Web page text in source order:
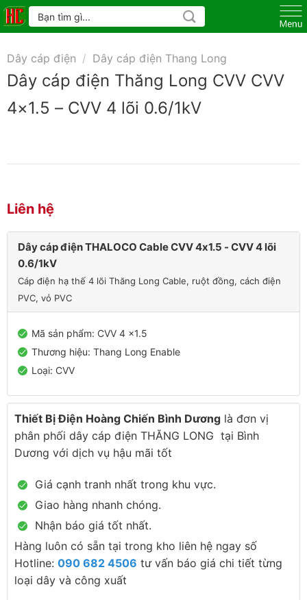
Skip
to
Tìm
kiếm:
Dây cáp điện / Dây cáp điện Thang Long
Dây cáp điện Thăng Long CVV CVV
4×1.5 – CVV 4 lõi 0.6/1kV
Liên hệ
Dây cáp điện THALOCO Cable CVV 4x1.5 - CVV 4 lõi
0.6/1kV
Cáp điện hạ thế 4 lõi Thăng Long Cable, ruột đồng, cách điện
PVC, vỏ PVC
Mã sản phẩm: CVV 4 x1.5
Thương hiệu: Thang Long Enable
Loại: CVV
Thiết Bị Điện Hoàng Chiến Bình Dương là đơn vị
phân phối dây cáp điện THĂNG LONG tại Bình
Dương với dịch vụ hậu mãi tốt
Giá cạnh tranh nhất trong khu vực.
Giao hàng nhanh chóng.
Nhận báo giá tốt nhất.
Hàng luôn có sẵn tại trong kho liên hệ ngay số
Hotline: 090 682 4506 tư vấn báo giá chi tiết từng
loại dây và công xuất